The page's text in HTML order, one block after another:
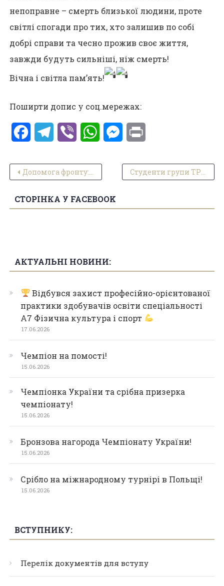
непоправне – смерть близької людини, проте
світлі спогади про тих, хто залишив по собі
добрі справи та чесно прожив своє життя,
завжди будуть сильніші, ніж смерть!
Вічна і світла пам’ять!
Поширти допис у соц.мережах:
FacebookTelegram
Viber WhatsAppMessenger
Навігація записів
Допомога фронту: автомобіль та FPV-дрони для 102-ї бригади ТрО Cтуденти групи ТР-22 спеціальності 242 Туризм і рекреація успішно склали екзамен
СТОРІНКА У FACEBOOK
АКТУАЛЬНІ НОВИНИ:
Відбувся захист професійно-орієнтованої
практики здобувачів освіти спеціальності
А7 Фізична культура і спорт
17.06.2026
Чемпіон на помості!
15.06.2026
Чемпіонка України та срібна призерка
чемпіонату!
15.06.2026
Бронзова нагорода Чемпіонату України!
15.06.2026
Срібло на міжнародному турнірі в Польщі!
15.06.2026
ВСТУПНИКУ:
Перелік документів для вступу